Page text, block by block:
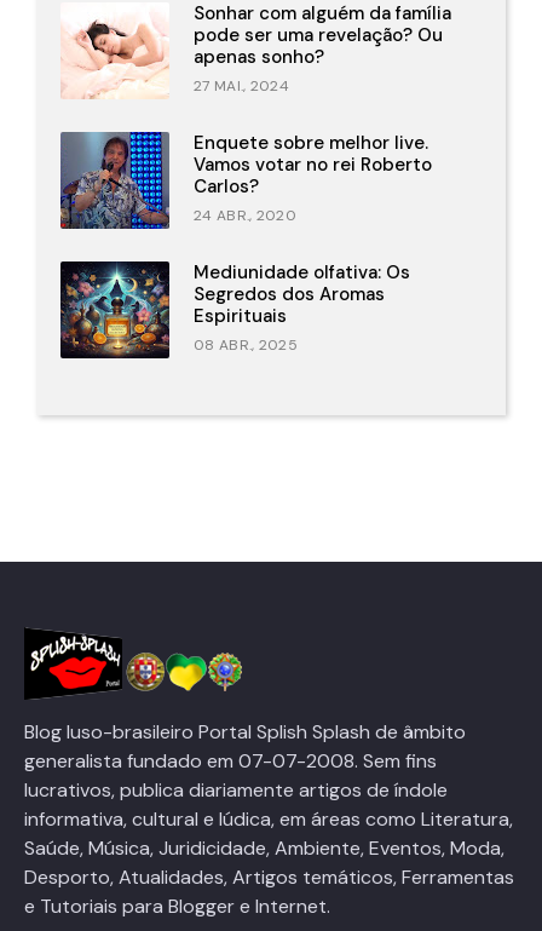
Sonhar com alguém da família
pode ser uma revelação? Ou
apenas sonho?
27 MAI., 2024
Enquete sobre melhor live.
Vamos votar no rei Roberto
Carlos?
24 ABR., 2020
Mediunidade olfativa: Os
Segredos dos Aromas
Espirituais
08 ABR., 2025
Blog luso-brasileiro Portal Splish Splash de âmbito
generalista fundado em 07-07-2008. Sem fins
lucrativos, publica diariamente artigos de índole
informativa, cultural e lúdica, em áreas como Literatura,
Saúde, Música, Juridicidade, Ambiente, Eventos, Moda,
Desporto, Atualidades, Artigos temáticos, Ferramentas
e Tutoriais para Blogger e Internet.